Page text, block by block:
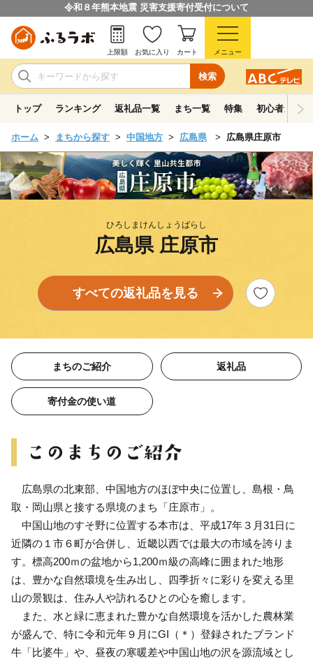
令和８年熊本地震 災害支援寄付受付について
検索
上限額 お気に入り カート メニュー
トップ ランキング 返礼品一覧 まち一覧 特集 初心者ガイド
ホーム まちから探す 中国地方 広島県 広島県庄原市
ひろしまけんしょうばらし
広島県 庄原市
すべての返礼品を見る
まちのご紹介 返礼品
寄付金の使い道
広島県の北東部、中国地方のほぼ中央に位置し、島根・鳥
取・岡山県と接する県境のまち「庄原市」。
中国山地のすそ野に位置する本市は、平成17年３月31日に
近隣の１市６町が合併し、近畿以西では最大の市域を誇りま
す。標高200ｍの盆地から1,200ｍ級の高峰に囲まれた地形
は、豊かな自然環境を生み出し、四季折々に彩りを変える里
山の景観は、住み人や訪れるひとの心を癒します。
また、水と緑に恵まれた豊かな自然環境を活かした農林業
が盛んで、特に令和元年９月にGI（＊）登録されたブランド
牛「比婆牛」や、昼夜の寒暖差や中国山地の沢を源流域とし